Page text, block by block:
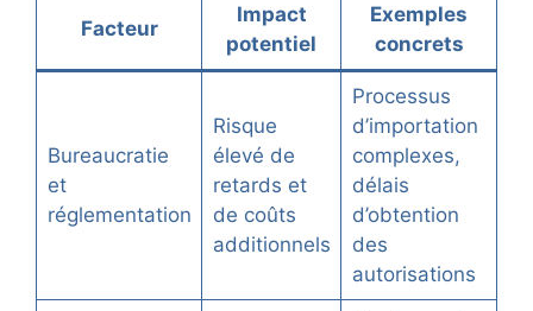
Facteur
Impact
potentiel
Exemples
concrets
Bureaucratie
et
réglementation
Risque
élevé de
retards et
de coûts
additionnels
Processus
d’importation
complexes,
délais
d’obtention
des
autorisations